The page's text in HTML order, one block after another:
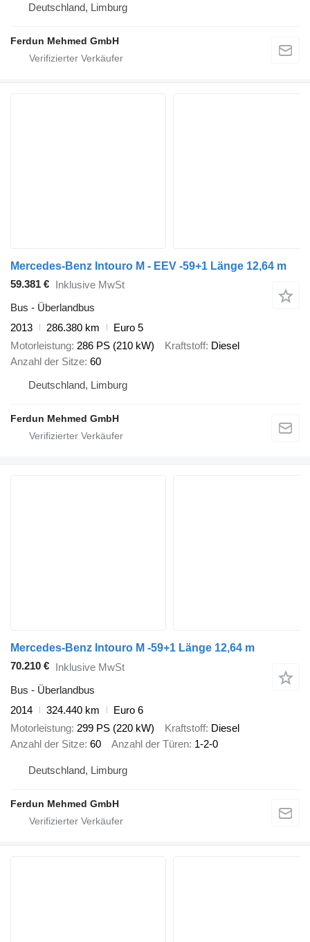
Deutschland, Limburg
Ferdun Mehmed GmbH
Mercedes-Benz Intouro M - EEV -59+1 Länge 12,64 m
59.381 € Inklusive MwSt
Bus - Überlandbus
2013
286.380 km
Euro 5
Motorleistung 286 PS (210 kW) Kraftstoff Diesel
Anzahl der Sitze 60
Deutschland, Limburg
Ferdun Mehmed GmbH
Mercedes-Benz Intouro M -59+1 Länge 12,64 m
70.210 € Inklusive MwSt
Bus - Überlandbus
2014
324.440 km
Euro 6
Motorleistung 299 PS (220 kW) Kraftstoff Diesel
Anzahl der Sitze 60 Anzahl der Türen 1-2-0
Deutschland, Limburg
Ferdun Mehmed GmbH